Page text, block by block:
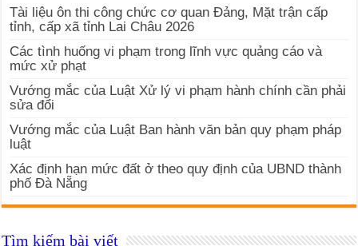
Tài liệu ôn thi công chức cơ quan Đảng, Mặt trận cấp
tỉnh, cấp xã tỉnh Lai Châu 2026
Các tình huống vi phạm trong lĩnh vực quảng cáo và
mức xử phạt
Vướng mắc của Luật Xử lý vi phạm hành chính cần phải
sửa đổi
Vướng mắc của Luật Ban hành văn bản quy phạm pháp
luật
Xác định hạn mức đất ở theo quy định của UBND thành
phố Đà Nẵng
Tìm kiếm bài viết